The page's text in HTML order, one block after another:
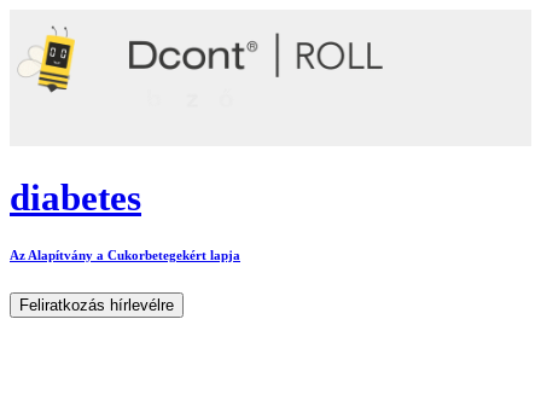
diabetes
Az Alapítvány a Cukorbetegekért lapja